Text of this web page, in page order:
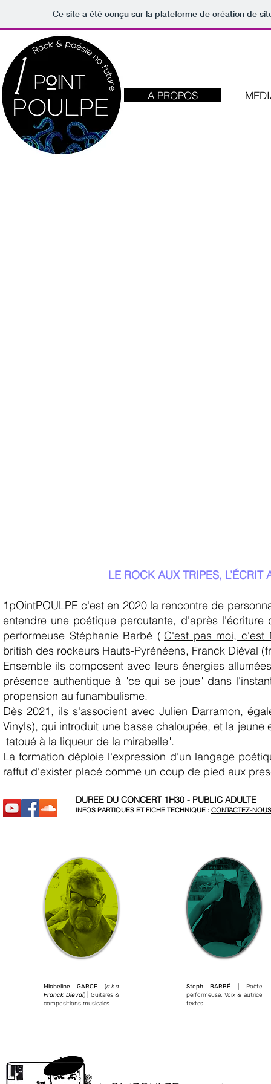
Ce site a été conçu sur la plateforme de création de
A PROPOS
LE ROCK AUX TRIPES,
1pOintPOULPE c'est en 2020 la rencontre de
entendre une poétique percutante, d'après
performeuse Stéphanie Barbé ("C'est pas moi, c'est
british des rockeurs Hauts-Pyrénéens, Franck Diéval
Ensemble ils composent avec leurs énergies
présence authentique à "ce qui se joue" dans
propension au funambulisme.
Dès 2021, ils s'associent avec Julien Darramon,
Vinyls), qui introduit une basse chaloupée, et la
"tatoué à la liqueur de la mirabelle".
La formation déploie l'expression d'un langage
raffut d'exister placé comme un coup de pied aux
DUREE DU CONCERT 1H30 - PUBLIC ADULTE
INFOS PARTIQUES ET FICHE TECHNIQUE : CONTACTEZ-NOUS
Micheline GARCE (a.k.a
Franck Dieval) | Guitares &
compositions musicales.
Steph BARBÉ | Poète
performeuse. Voix & autrice
textes.